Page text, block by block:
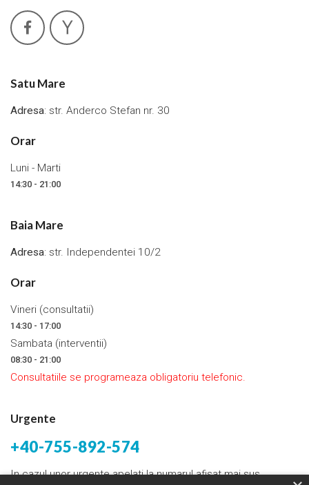
Satu Mare
Adresa: str. Anderco Stefan nr. 30
Orar
Luni - Marti
14:30 - 21:00
Baia Mare
Adresa: str. Independentei 10/2
Orar
Vineri (consultatii)
14:30 - 17:00
Sambata (interventii)
08:30 - 21:00
Consultatiile se programeaza obligatoriu telefonic.
Urgente
+40-755-892-574
In cazul unor urgente apelati la numarul afisat mai sus.